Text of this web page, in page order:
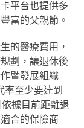
平台也提供多
富的父親節。
的醫療費用，
劃，讓退休後
暨發展組織
率至少要達到
據目前距離退
合的保險商